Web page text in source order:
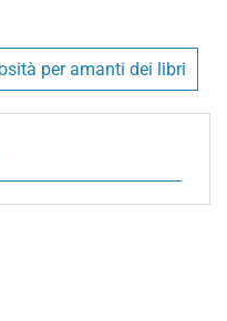
per amanti dei libri